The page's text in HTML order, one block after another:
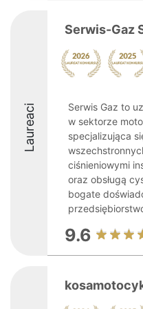
Laureaci
Serwis-Gaz
Serwis Gaz to
w sektorze
specjalizująca
ciśnieniowymi
oraz obsługą
bogate
9.6